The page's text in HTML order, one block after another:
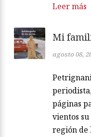
Leer más
Mi
agosto 08,
páginas
vientos
región de